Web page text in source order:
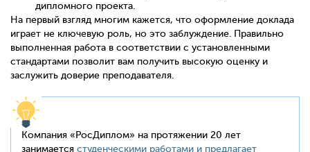
дипломного проекта.
На первый взгляд многим кажется, что оформление доклада
играет не ключевую роль, но это заблуждение. Правильно
выполненная работа в соответствии с установленными
стандартами позволит вам получить высокую оценку и
заслужить доверие преподавателя.
Компания «РосДиплом» на протяжении 20 лет
занимается студенческими работами и предлагает